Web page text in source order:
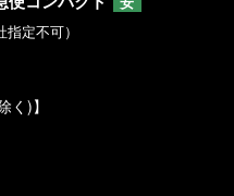
定不可）
く)】